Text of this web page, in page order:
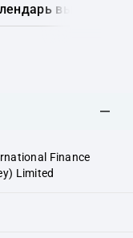
выплат
Finance
Limited